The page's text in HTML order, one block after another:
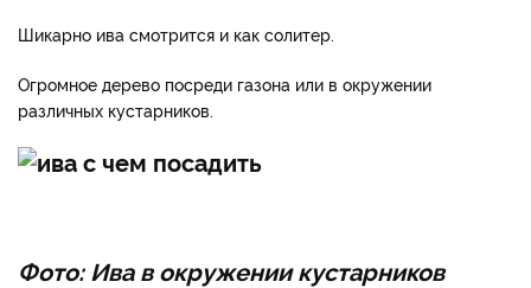
Шикарно ива смотрится и как солитер.
Огромное дерево посреди газона или в окружении
различных кустарников.
Фото: Ива в окружении кустарников